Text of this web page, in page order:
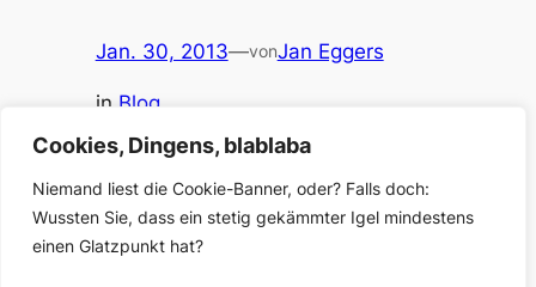
Cookies, Dingens, blablaba
Niemand liest die Cookie-Banner, oder? Falls doch:
Wussten Sie, dass ein stetig gekämmter Igel mindestens
einen Glatzpunkt hat?
Jan. 30, 2013—vonJan Eggers
in Blog
Restaurantwarner-Twitter Wie kann man eine beliebige
Webseite in einen RSS-Feed (und damit indirekt auch
in ein Twitter-Account) verwandeln? Eine genial
einfache Anleitung hat der junge und äußerst
umtriebige Journalist Max Zierer in seinem Blog